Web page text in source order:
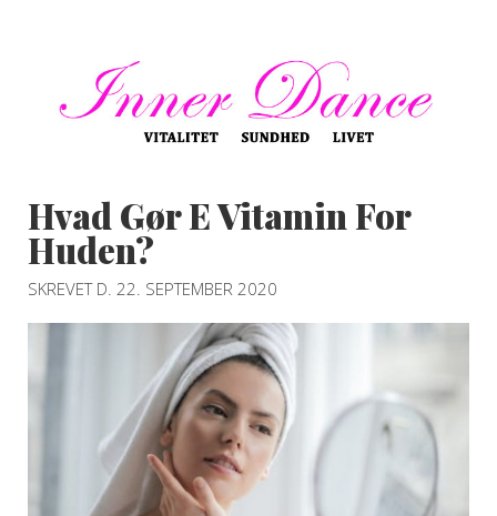
Hvad Gør E Vitamin For
Huden?
SKREVET D. 22. SEPTEMBER 2020